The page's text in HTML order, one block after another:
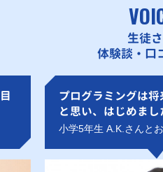
生徒
体験談・口
プログラミングは
と思い、はじめまし
小学5年生 A.K.さんと